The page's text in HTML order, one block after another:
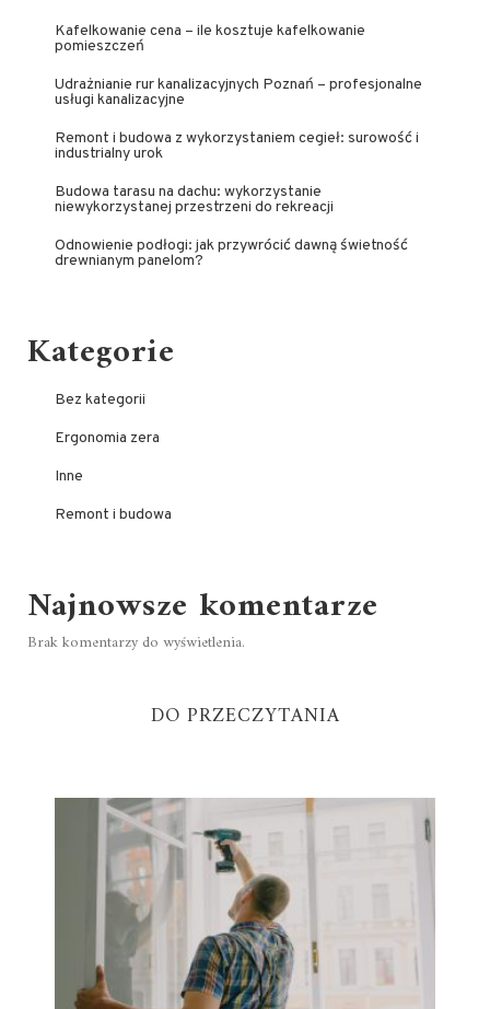
Kafelkowanie cena – ile kosztuje kafelkowanie
pomieszczeń
Udrażnianie rur kanalizacyjnych Poznań – profesjonalne
usługi kanalizacyjne
Remont i budowa z wykorzystaniem cegieł: surowość i
industrialny urok
Budowa tarasu na dachu: wykorzystanie
niewykorzystanej przestrzeni do rekreacji
Odnowienie podłogi: jak przywrócić dawną świetność
drewnianym panelom?
Kategorie
Bez kategorii
Ergonomia zera
Inne
Remont i budowa
Najnowsze komentarze
Brak komentarzy do wyświetlenia.
DO PRZECZYTANIA